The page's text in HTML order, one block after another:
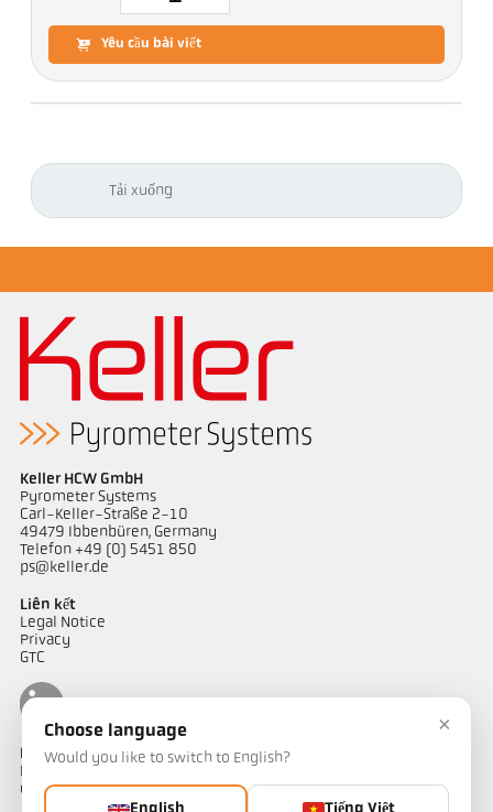
Yêu cầu bài viết
Tải xuống
Keller HCW GmbH
Pyrometer Systems
Carl-Keller-Straße 2-10
49479 Ibbenbüren, Germany
Telefon +49 (0) 5451 850
ps@keller.de
Liên kết
Legal Notice
Privacy
GTC
Liên hệ
Bạn có câu hỏi về các giải pháp đo nhiệt độ của chúng tôi? Đội ngũ
của chúng tôi sẵn sàng hỗ trợ bạn.
×
Choose language
Would you like to switch to English?